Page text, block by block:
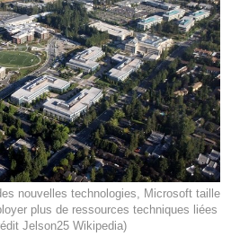
nouvelles technologies, Microsoft taille
plus de ressources techniques liées
Jelson25 Wikipedia)